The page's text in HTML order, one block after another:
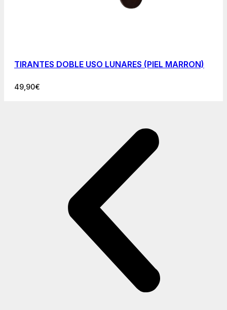
TIRANTES DOBLE USO LUNARES (PIEL MARRON)
49,90€